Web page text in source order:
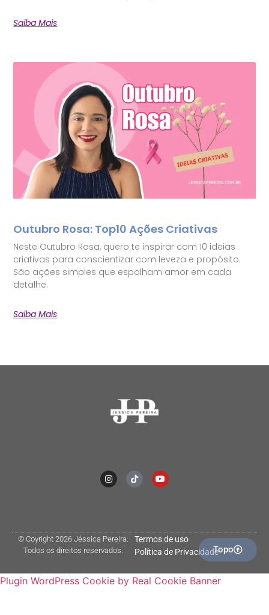
Saiba Mais
Outubro Rosa: Top10 Ações Criativas
Neste Outubro Rosa, quero te inspirar com 10 ideias
criativas para conscientizar com leveza e propósito.
São ações simples que espalham amor em cada
detalhe.
Saiba Mais
© Coyright 2026 Jéssica Pereira.
Todos os direitos reservados.
Termos de uso
Política de PrivacidadeTopo
Plugin WordPress Cookie by Real Cookie Banner